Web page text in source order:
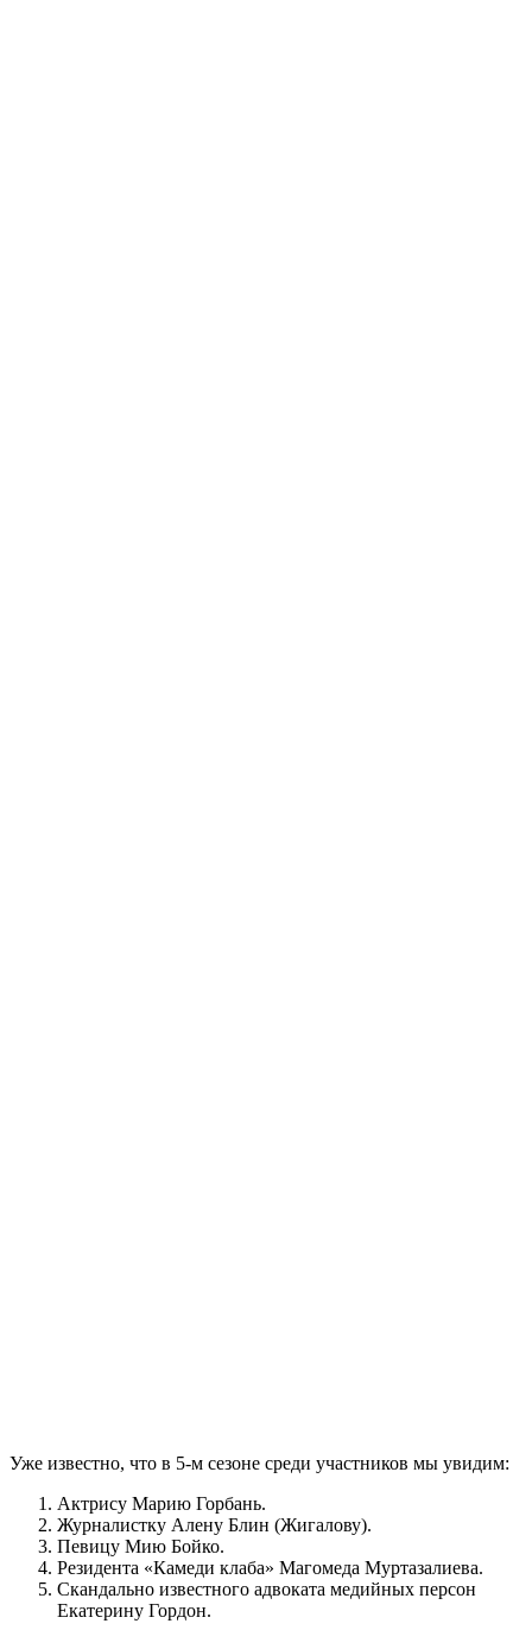
Уже известно, что в 5-м сезоне среди участников мы увидим:
Актрису Марию Горбань.
Журналистку Алену Блин (Жигалову).
Певицу Мию Бойко.
Резидента «Камеди клаба» Магомеда Муртазалиева.
Скандально известного адвоката медийных персон
Екатерину Гордон.